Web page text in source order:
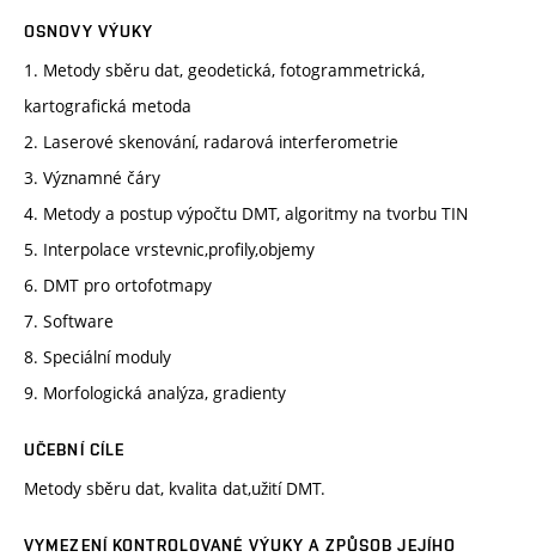
OSNOVY VÝUKY
1. Metody sběru dat, geodetická, fotogrammetrická,
kartografická metoda
2. Laserové skenování, radarová interferometrie
3. Významné čáry
4. Metody a postup výpočtu DMT, algoritmy na tvorbu TIN
5. Interpolace vrstevnic,profily,objemy
6. DMT pro ortofotmapy
7. Software
8. Speciální moduly
9. Morfologická analýza, gradienty
UČEBNÍ CÍLE
Metody sběru dat, kvalita dat,užití DMT.
VYMEZENÍ KONTROLOVANÉ VÝUKY A ZPŮSOB JEJÍHO